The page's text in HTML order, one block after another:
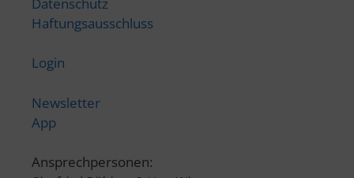
Haftungsausschluss
Login
Newsletter
App
Ansprechpersonen: